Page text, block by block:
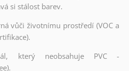
si stálost barev.
vůči životnímu prostředí (VOC a
který neobsahuje PVC -